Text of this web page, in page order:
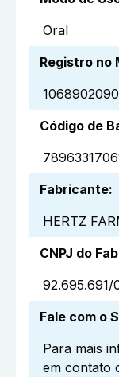
Oral
Registro no
Código de
Fabricante:
HERTZ
CNPJ do
92.695.691/
Fale com o
Para mais
em contato